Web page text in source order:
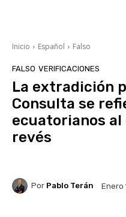
Inicio Español Falso
FALSO VERIFICACIONES
La extradición
Consulta se
ecuatorianos
revés
Por Pablo Terán Enero